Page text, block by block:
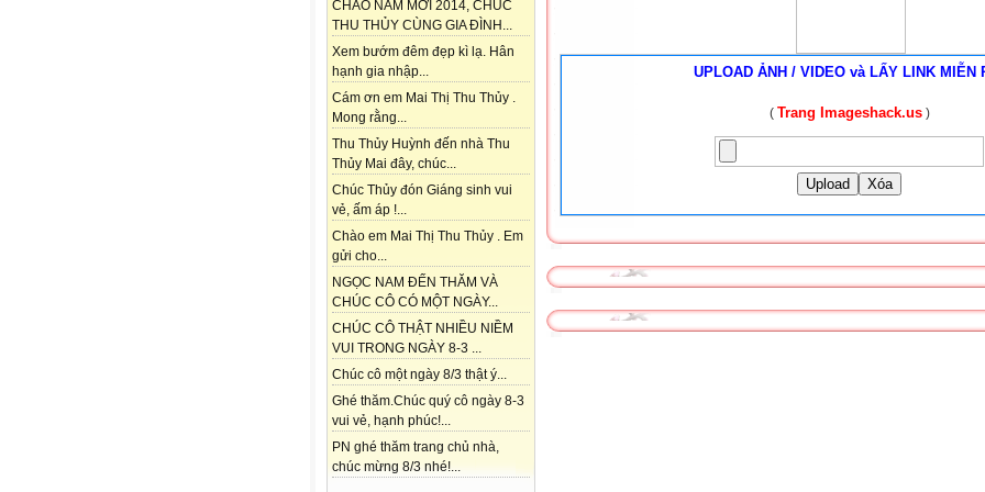
CHÀO NĂM MỚI 2014, CHÚC
THU THỦY CÙNG GIA ĐÌNH...
Xem bướm đêm đẹp kì lạ. Hân
hạnh gia nhập...
Cám ơn em Mai Thị Thu Thủy .
Mong rằng...
Thu Thủy Huỳnh đến nhà Thu
Thủy Mai đây, chúc...
Chúc Thủy đón Giáng sinh vui
vẻ, ấm áp !...
Chào em Mai Thị Thu Thủy . Em
gửi cho...
NGỌC NAM ĐẾN THĂM VÀ
CHÚC CÔ CÓ MỘT NGÀY...
CHÚC CÔ THẬT NHIỀU NIỀM
VUI TRONG NGÀY 8-3 ...
Chúc cô một ngày 8/3 thật ý...
Ghé thăm.Chúc quý cô ngày 8-3
vui vẻ, hạnh phúc!...
PN ghé thăm trang chủ nhà,
chúc mừng 8/3 nhé!...
UPLOAD ẢNH / VIDEO và LẤY LINK MIỄN
( Trang Imageshack.us)
Upload Xóa